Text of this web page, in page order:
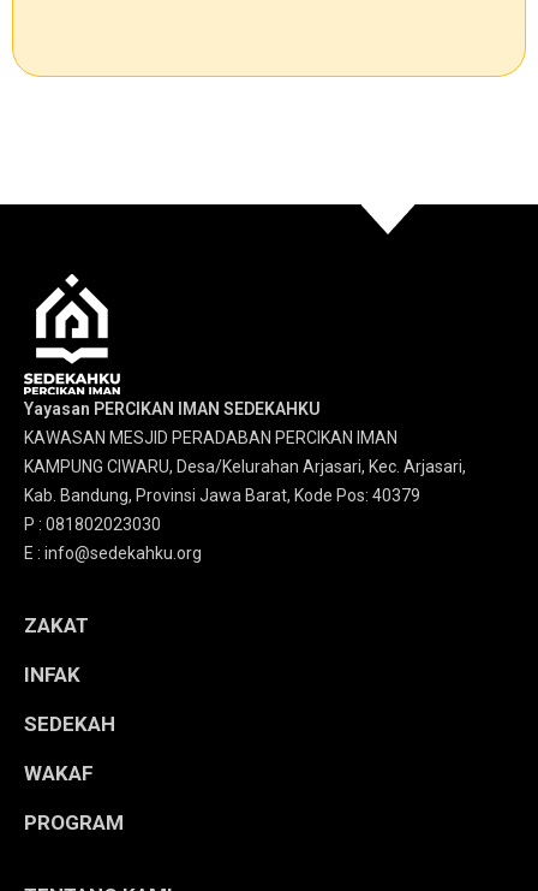
Yayasan PERCIKAN IMAN SEDEKAHKU
KAWASAN MESJID PERADABAN PERCIKAN IMAN
KAMPUNG CIWARU, Desa/Kelurahan Arjasari, Kec. Arjasari,
Kab. Bandung, Provinsi Jawa Barat, Kode Pos: 40379
P : 081802023030
E : info@sedekahku.org
ZAKAT
INFAK
SEDEKAH
WAKAF
PROGRAM